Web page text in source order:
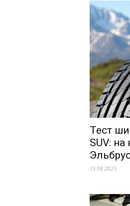
Тест
SUV:
13.08.2025